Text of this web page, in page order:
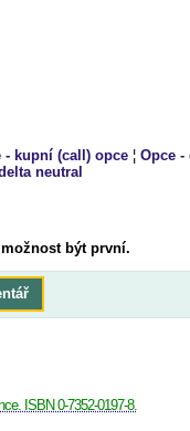
- kupní (call) opce ¦Opce -
neutral
být první.
ISBN 0-7352-0197-8.